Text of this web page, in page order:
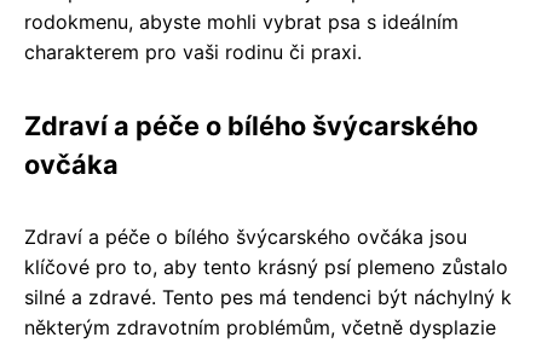
rodokmenu, abyste mohli vybrat psa s ideálním
charakterem pro vaši rodinu či praxi.
Zdraví a péče o bílého švýcarského
ovčáka
Zdraví a péče o bílého švýcarského ovčáka jsou
klíčové pro to, aby tento krásný psí plemeno zůstalo
silné a zdravé. Tento pes má tendenci být náchylný k
některým zdravotním problémům, včetně dysplazie